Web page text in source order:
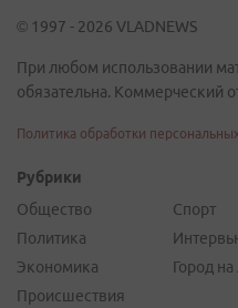
© 1997 - 2026 VLADNEWS
При любом использовании
обязательна. Коммерческий
Политика обработки
Рубрики
Общество
Политика
Экономика
Происшествия
Спорт
Город